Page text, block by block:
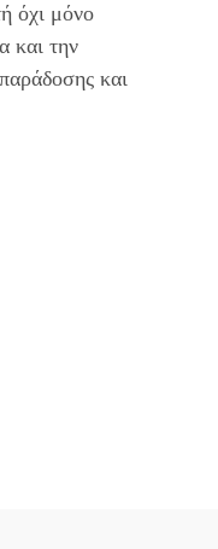
όχι μόνο
και την
και